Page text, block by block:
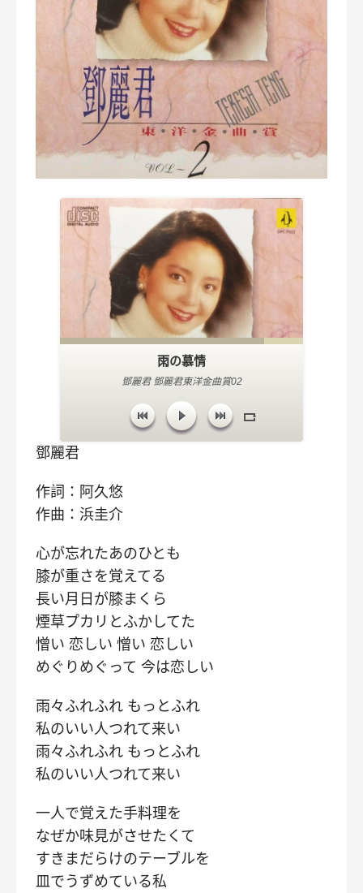
雨の慕情
鄧麗君 鄧麗君東洋金曲賞02
鄧麗君
作詞：阿久悠
作曲：浜圭介
心が忘れたあのひとも
膝が重さを覚えてる
長い月日が膝まくら
煙草プカリとふかしてた
憎い 恋しい 憎い 恋しい
めぐりめぐって 今は恋しい
雨々ふれふれ もっとふれ
私のいい人つれて来い
雨々ふれふれ もっとふれ
私のいい人つれて来い
一人で覚えた手料理を
なぜか味見がさせたくて
すきまだらけのテーブルを
皿でうずめている私